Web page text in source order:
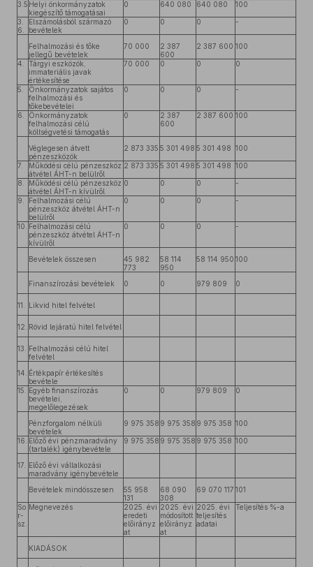
3.5 Helyi önkormányzatok
kiegészítő támogatásai
0 640 080 640 080 100
3.
6.
Elszámolásból származó
bevételek
0 0 0 -
Felhalmozási és tőke
jellegű bevételek
70 000
2 387
600
2 387 600 100
4.
Tárgyi eszközök,
immateriális javak
értékesítése
70 000 0 0 0
5.
Önkormányzatok sajátos
felhalmozási és
tőkebevételei
0 0 0 -
6.
Önkormányzatok
felhalmozási célú
költségvetési támogatás
0
2 387
600
2 387 600 100
Véglegesen átvett
pénzeszközök
2 873 335 5 301 498 5 301 498 100
7.
Működési célú pénzeszköz
átvétel ÁHT-n belülről
2 873 335 5 301 498 5 301 498 100
8.
Működési célú pénzeszköz
átvétel ÁHT-n kívülről
0 0 0 -
9.
Felhalmozási célú
pénzeszköz átvétel ÁHT-n
belülről
0 0 0 -
10. Felhalmozási célú
pénzeszköz átvétel ÁHT-n
kívülről
0 0 0 -
Bevételek összesen
45 982
773
58 114
950
58 114 950 100
Finanszírozási bevételek 0 0 979 809 0
11. Likvid hitel felvétel
12. Rövid lejáratú hitel felvétel
13.
Felhalmozási célú hitel
felvétel
14. Értékpapír értékesítés
bevétele
15.
Egyéb finanszírozás
bevételei,
megelőlegezések
0 0 979 809 0
Pénzforgalom nélküli
bevételek
9 975 358 9 975 358 9 975 358 100
16. Előző évi pénzmaradvány
(tartalék) igénybevétele
9 975 358 9 975 358 9 975 358 100
17.
Előző évi vállalkozási
maradvány igénybevétele
Bevételek mindösszesen
55 958
131
68 090
308
69 070 117 101
So
r-
sz.
Megnevezés
2025. évi
eredeti
előirányz
at
2025. évi
módosított
előirányz
at
2025. évi
teljesítés
adatai
Teljesítés %-a
KIADÁSOK